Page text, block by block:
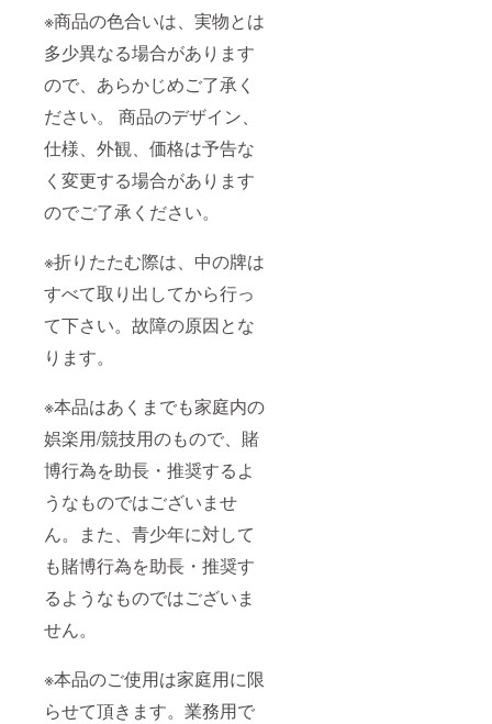
※商品の色合いは、実物とは
多少異なる場合があります
ので、あらかじめご了承く
ださい。 商品のデザイン、
仕様、外観、価格は予告な
く変更する場合があります
のでご了承ください。
※折りたたむ際は、中の牌は
すべて取り出してから行っ
て下さい。故障の原因とな
ります。
※本品はあくまでも家庭内の
娯楽用/競技用のもので、賭
博行為を助長・推奨するよ
うなものではございませ
ん。また、青少年に対して
も賭博行為を助長・推奨す
るようなものではございま
せん。
※本品のご使用は家庭用に限
らせて頂きます。業務用で